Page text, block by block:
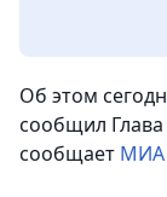
Об этом
сообщил Глава
сообщает МИА